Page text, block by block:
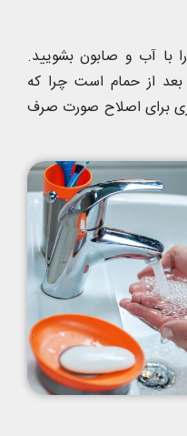
با آب و صابون بشویید.
از حمام است چرا که
برای اصلاح صورت صرف